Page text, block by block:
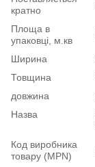
кратно
Площа в
упаковці, м.кв
Ширина
Товщина
довжина
Назва
Код виробника
товару (MPN)